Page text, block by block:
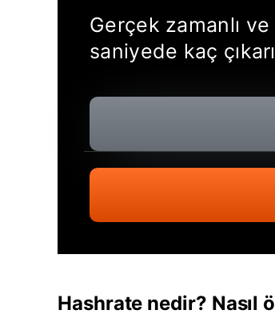
Gerçek zamanlı
saniyede kaç
Hashrate nedir? Nasıl